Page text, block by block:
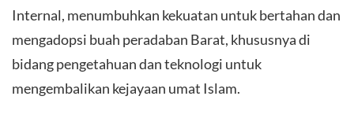
Internal, menumbuhkan kekuatan untuk bertahan dan
mengadopsi buah peradaban Barat, khususnya di
bidang pengetahuan dan teknologi untuk
mengembalikan kejayaan umat Islam.